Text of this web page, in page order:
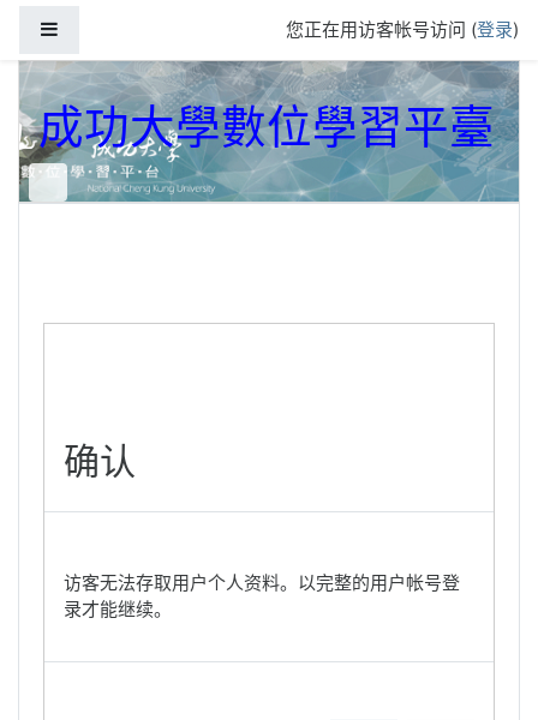
您正在用访客帐号访问 (登录)
成功大學數位學習平臺
确认
访客无法存取用户个人资料。以完整的用户帐号登
录才能继续。